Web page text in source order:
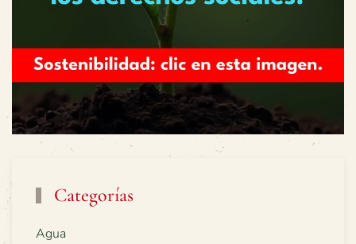
Categorías
Agua